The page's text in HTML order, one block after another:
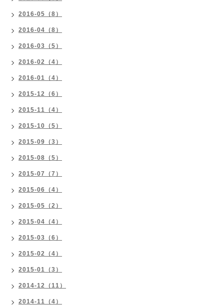
2016-05（8）
2016-04（8）
2016-03（5）
2016-02（4）
2016-01（4）
2015-12（6）
2015-11（4）
2015-10（5）
2015-09（3）
2015-08（5）
2015-07（7）
2015-06（4）
2015-05（2）
2015-04（4）
2015-03（6）
2015-02（4）
2015-01（3）
2014-12（11）
2014-11（4）